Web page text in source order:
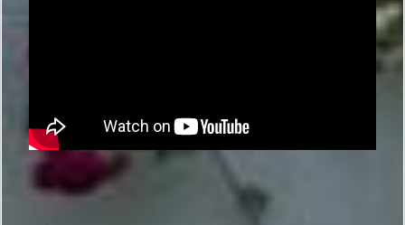
Საოჯახო სასტუმროს